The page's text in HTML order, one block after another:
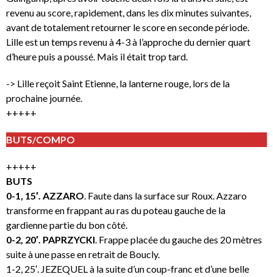
revenu au score, rapidement, dans les dix minutes suivantes,
avant de totalement retourner le score en seconde période.
Lille est un temps revenu à 4-3 à l’approche du dernier quart
d’heure puis a poussé. Mais il était trop tard.
-> Lille reçoit Saint Etienne, la lanterne rouge, lors de la
prochaine journée.
+++++
BUTS/COMPO
+++++
BUTS
0-1, 15′. AZZARO. Faute dans la surface sur Roux. Azzaro
transforme en frappant au ras du poteau gauche de la
gardienne partie du bon côté.
0-2, 20′. PAPRZYCKI. Frappe placée du gauche des 20 mètres
suite à une passe en retrait de Boucly.
1-2, 25′. JEZEQUEL à la suite d’un coup-franc et d’une belle